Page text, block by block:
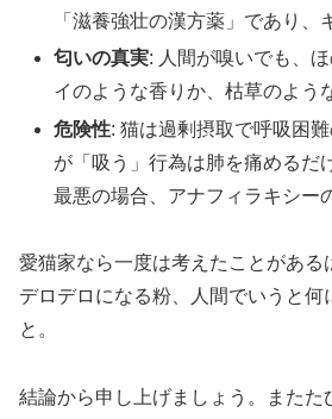
「滋養強壮の漢方薬」であり、
匂いの真実: 人間が嗅いでも、
イのような香りか、枯草のよう
危険性: 猫は過剰摂取で呼吸困
が「吸う」行為は肺を痛めるだ
最悪の場合、アナフィラキシー
愛猫家なら一度は考えたことがある
デロデロになる粉、人間でいうと何
と。
結論から申し上げましょう。またた